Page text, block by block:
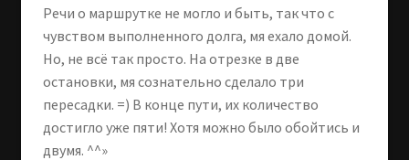
Речи о маршрутке не могло и быть, так что с
чувством выполненного долга, мя ехало домой.
Но, не всё так просто. На отрезке в две
остановки, мя сознательно сделало три
пересадки. =) В конце пути, их количество
достигло уже пяти! Хотя можно было обойтись и
двумя. ^^»